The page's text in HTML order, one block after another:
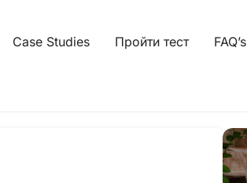
Case Studies Пройти тест FAQ’s